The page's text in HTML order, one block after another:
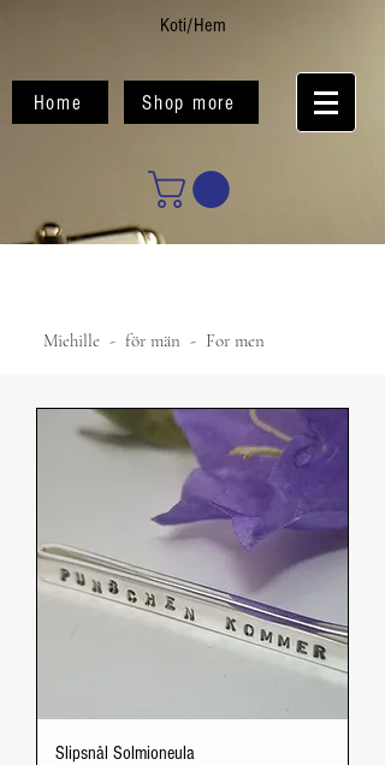
Koti/Hem
Home Shop more
Miehille - för män - For men
Slipsnål Solmioneula